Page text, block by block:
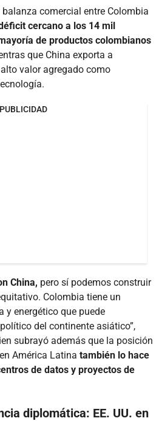
comercial entre Colombia
cercano a los 14 mil
de productos colombianos
que China exporta a
valor agregado como
PUBLICIDAD
China, pero sí podemos construir
Colombia tiene un
y energético que puede
del continente asiático”,
subrayó además que la posición
América Latina también lo hace
de datos y proyectos de
diplomática: EE. UU. en